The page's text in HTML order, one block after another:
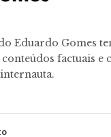
Eduardo Gomes
factuais e